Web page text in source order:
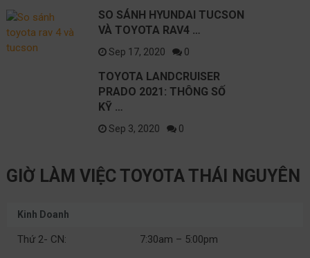
SO SÁNH HYUNDAI TUCSON
VÀ TOYOTA RAV4 …
Sep 17, 2020 0
TOYOTA LANDCRUISER
PRADO 2021: THÔNG SỐ
KỸ …
Sep 3, 2020 0
GIỜ LÀM VIỆC TOYOTA THÁI NGUYÊN
Kinh Doanh
Thứ 2- CN: 7:30am – 5:00pm